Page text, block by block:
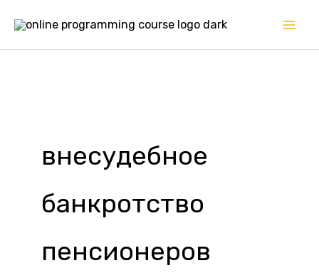
содержимому
внесудебное
банкротство
пенсионеров